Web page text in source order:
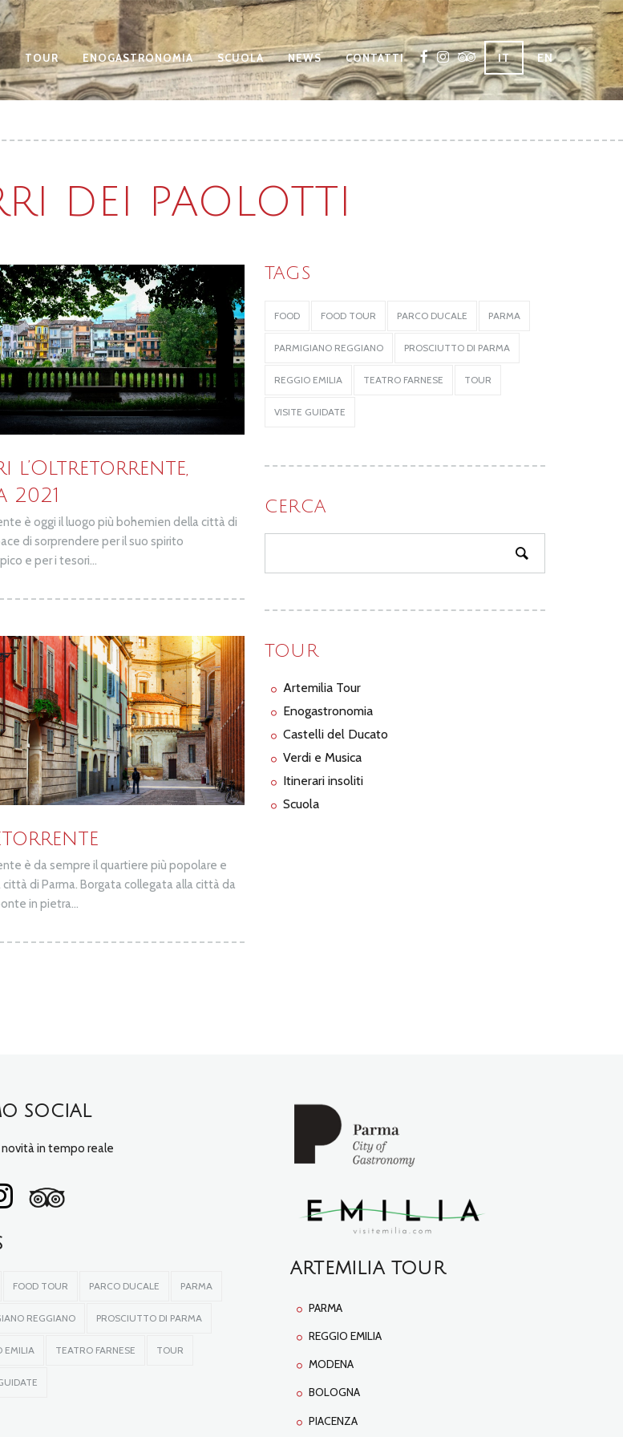
IT EN
TOUR ENOGASTRONOMIA SCUOLA NEWS CONTATTI
DEI PAOLOTTI
l’Oltretorrente,
2021
è oggi il luogo più bohemien della città di
di sorprendere per il suo spirito
e per i tesori...
è da sempre il quartiere più popolare e
di Parma. Borgata collegata alla città da
in pietra...
TAGS
FOOD FOOD TOUR PARCO DUCALE PARMA
PARMIGIANO REGGIANO PROSCIUTTO DI PARMA
REGGIO EMILIA TEATRO FARNESE TOUR
VISITE GUIDATE
CERCA
TOUR
Artemilia Tour
Enogastronomia
Castelli del Ducato
Verdi e Musica
Itinerari insoliti
Scuola
SOCIAL
in tempo reale
FOOD TOUR PARCO DUCALE PARMA
REGGIANO PROSCIUTTO DI PARMA
EMILIA TEATRO FARNESE TOUR
ARTEMILIA TOUR
PARMA
REGGIO EMILIA
MODENA
BOLOGNA
PIACENZA